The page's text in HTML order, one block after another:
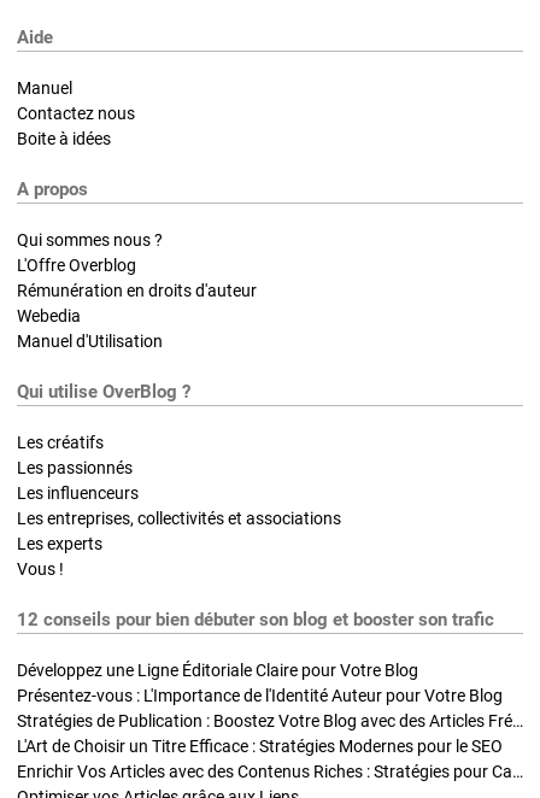
Aide
Manuel
Contactez nous
Boite à idées
A propos
Qui sommes nous ?
L'Offre Overblog
Rémunération en droits d'auteur
Webedia
Manuel d'Utilisation
Qui utilise OverBlog ?
Les créatifs
Les passionnés
Les influenceurs
Les entreprises, collectivités et associations
Les experts
Vous !
12 conseils pour bien débuter son blog et booster son trafic
Développez une Ligne Éditoriale Claire pour Votre Blog
Présentez-vous : L'Importance de l'Identité Auteur pour Votre Blog
Stratégies de Publication : Boostez Votre Blog avec des Articles Fréquents et Exclusifs
L'Art de Choisir un Titre Efficace : Stratégies Modernes pour le SEO
Enrichir Vos Articles avec des Contenus Riches : Stratégies pour Captiver et Optimiser